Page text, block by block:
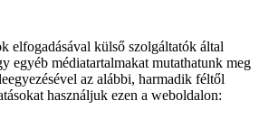
elfogadásával külső szolgáltatók által
egyéb médiatartalmakat mutathatunk meg
az alábbi, harmadik féltől
használjuk ezen a weboldalon: